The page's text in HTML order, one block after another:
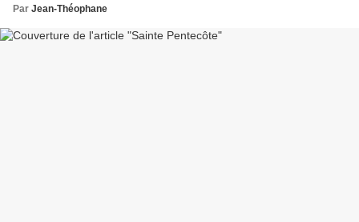
Par Jean-Théophane